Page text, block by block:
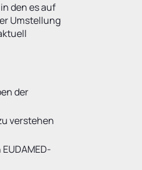
den es auf
Umstellung
der
verstehen